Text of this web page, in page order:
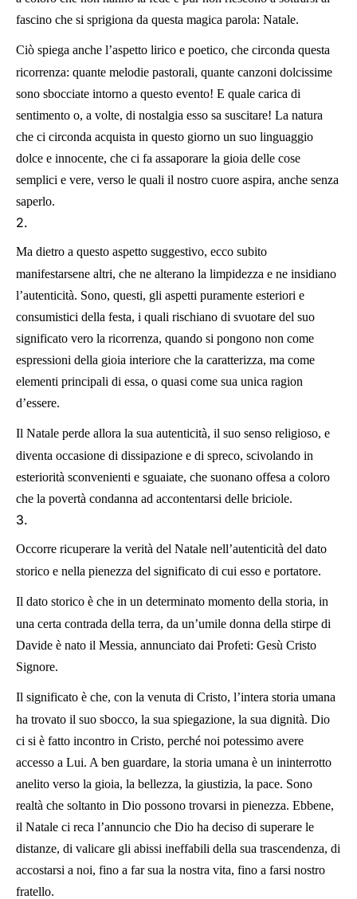
fascino che si sprigiona da questa magica parola: Natale.
Ciò spiega anche l’aspetto lirico e poetico, che circonda questa
ricorrenza: quante melodie pastorali, quante canzoni dolcissime
sono sbocciate intorno a questo evento! E quale carica di
sentimento o, a volte, di nostalgia esso sa suscitare! La natura
che ci circonda acquista in questo giorno un suo linguaggio
dolce e innocente, che ci fa assaporare la gioia delle cose
semplici e vere, verso le quali il nostro cuore aspira, anche senza
saperlo.
2.
Ma dietro a questo aspetto suggestivo, ecco subito
manifestarsene altri, che ne alterano la limpidezza e ne insidiano
l’autenticità. Sono, questi, gli aspetti puramente esteriori e
consumistici della festa, i quali rischiano di svuotare del suo
significato vero la ricorrenza, quando si pongono non come
espressioni della gioia interiore che la caratterizza, ma come
elementi principali di essa, o quasi come sua unica ragion
d’essere.
Il Natale perde allora la sua autenticità, il suo senso religioso, e
diventa occasione di dissipazione e di spreco, scivolando in
esteriorità sconvenienti e sguaiate, che suonano offesa a coloro
che la povertà condanna ad accontentarsi delle briciole.
3.
Occorre ricuperare la verità del Natale nell’autenticità del dato
storico e nella pienezza del significato di cui esso e portatore.
Il dato storico è che in un determinato momento della storia, in
una certa contrada della terra, da un’umile donna della stirpe di
Davide è nato il Messia, annunciato dai Profeti: Gesù Cristo
Signore.
Il significato è che, con la venuta di Cristo, l’intera storia umana
ha trovato il suo sbocco, la sua spiegazione, la sua dignità. Dio
ci si è fatto incontro in Cristo, perché noi potessimo avere
accesso a Lui. A ben guardare, la storia umana è un ininterrotto
anelito verso la gioia, la bellezza, la giustizia, la pace. Sono
realtà che soltanto in Dio possono trovarsi in pienezza. Ebbene,
il Natale ci reca l’annuncio che Dio ha deciso di superare le
distanze, di valicare gli abissi ineffabili della sua trascendenza, di
accostarsi a noi, fino a far sua la nostra vita, fino a farsi nostro
fratello.